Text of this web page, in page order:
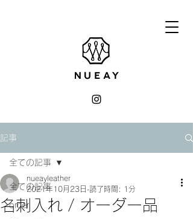
記事
全ての記事
order
全ての記事
名刺入れ / オーダー品
nueayleather
2021年10月23日 読了時間: 1分